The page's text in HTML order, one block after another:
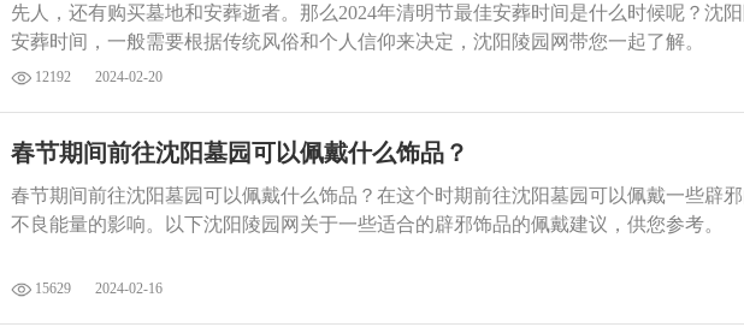
先人，还有购买墓地和安葬逝者。那么2024年清明节最佳安葬时间是什么时候呢？沈
安葬时间，一般需要根据传统风俗和个人信仰来决定，沈阳陵园网带您一起了解。
12192 2024-02-20
春节期间前往沈阳墓园可以佩戴什么饰品？
春节期间前往沈阳墓园可以佩戴什么饰品？在这个时期前往沈阳墓园可以佩戴一些辟
不良能量的影响。以下沈阳陵园网关于一些适合的辟邪饰品的佩戴建议，供您参考。
15629 2024-02-16